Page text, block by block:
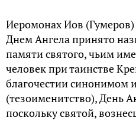
Иеромонах Иов (Гумеров)
Днем Ангела принято
памяти святого, чьим
человек при таинстве
благочестии синонимом
(тезоименитство), День
поскольку святой,